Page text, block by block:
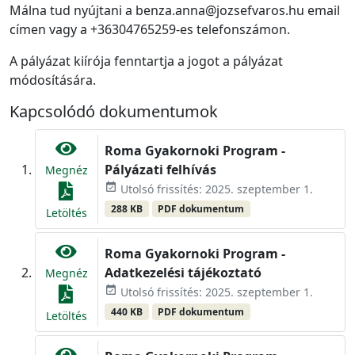
Málna tud nyújtani a benza.anna@jozsefvaros.hu email
címen vagy a +36304765259-es telefonszámon.
A pályázat kiírója fenntartja a jogot a pályázat
módosítására.
Kapcsolódó dokumentumok
Megnéz
Letöltés
Roma Gyakornoki Program -
Pályázati felhívás
event_available Utolsó frissítés: 2025. szeptember 1.
288 KB PDF dokumentum
Megnéz
Letöltés
Roma Gyakornoki Program -
Adatkezelési tájékoztató
event_available Utolsó frissítés: 2025. szeptember 1.
440 KB PDF dokumentum